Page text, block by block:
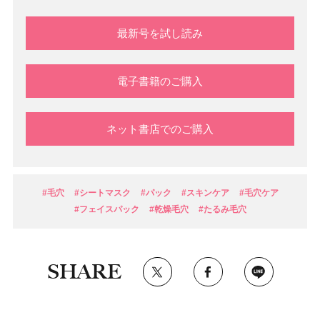
最新号を試し読み
電子書籍のご購入
ネット書店でのご購入
#毛穴 #シートマスク #パック #スキンケア
#毛穴ケア
#フェイスパック
#乾燥毛穴 #たるみ毛穴
SHARE